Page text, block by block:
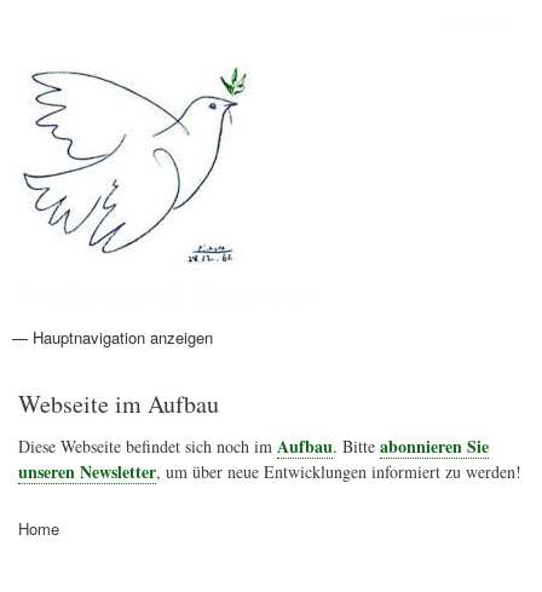
Hauptnavigation
— Hauptnavigation anzeigen
Aktionen
Friedensbewegung
Friedensprojekte
Home
Konflikte
Links
Narichtenlinks
News
Politik
Termine
Texte
Kunst
Friedensexperten
Friedensforschung
Friedensinitiativen
Friedensnachrichten
Webseite im Aufbau
Diese Webseite befindet sich noch im Aufbau. Bitte abonnieren Sie
unseren Newsletter, um über neue Entwicklungen informiert zu werden!
Home